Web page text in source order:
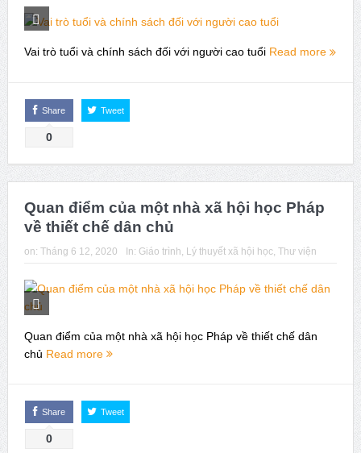
Issue 244, October 2025. News from ISA
Vai trò tuổi và chính sách đối với người cao tuổi Read more
Share
0
Tweet
Quan điểm của một nhà xã hội học Pháp
về thiết chế dân chủ
on: Tháng 6 12, 2020 In: Giáo trình Lý thuyết xã hội học, Thư viện
Quan điểm của một nhà xã hội học Pháp về thiết chế dân
chủ Read more
Share
0
Tweet